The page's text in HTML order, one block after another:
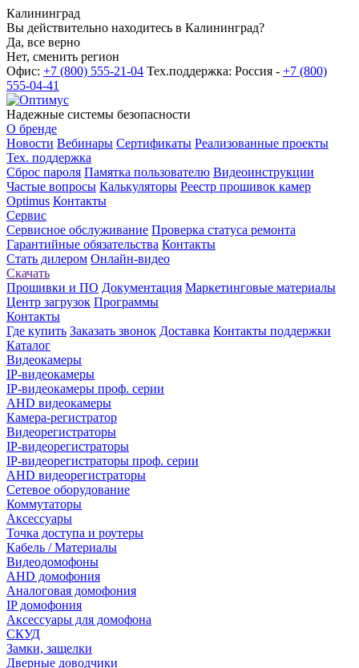
Калининград
Вы действительно находитесь в Калининград?
Да, все верно
Нет, сменить регион
Офис: +7 (800) 555-21-04 Тех.поддержка: Россия - +7 (800)
555-04-41
Надежные системы безопасности
О бренде
Новости Вебинары Сертификаты Реализованные проекты
Тех. поддержка
Сброс пароля Памятка пользователю Видеоинструкции
Частые вопросы Калькуляторы Реестр прошивок камер
Optimus Контакты
Сервис
Сервисное обслуживание Проверка статуса ремонта
Гарантийные обязательства Контакты
Стать дилером Онлайн-видео
Скачать
Прошивки и ПО Документация Маркетинговые материалы
Центр загрузок Программы
Контакты
Где купить Заказать звонок Доставка Контакты поддержки
Каталог
Видеокамеры
IP-видеокамеры
IP-видеокамеры проф. серии
AHD видеокамеры
Камера-регистратор
Видеорегистраторы
IP-видеорегистраторы
IP-видеорегистраторы проф. серии
AHD видеорегистраторы
Сетевое оборудование
Коммутаторы
Аксессуары
Точка доступа и роутеры
Кабель / Материалы
Видеодомофоны
AHD домофония
Аналоговая домофония
IP домофония
Аксессуары для домофона
СКУД
Замки, защелки
Дверные доводчики